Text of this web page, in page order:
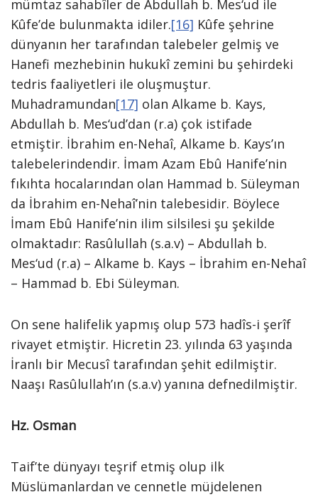
mümtaz sahabîler de Abdullah b. Mes‘ud ile
Kûfe’de bulunmakta idiler.[16] Kûfe şehrine
dünyanın her tarafından talebeler gelmiş ve
Hanefi mezhebinin hukukî zemini bu şehirdeki
tedris faaliyetleri ile oluşmuştur.
Muhadramundan[17] olan Alkame b. Kays,
Abdullah b. Mes‘ud’dan (r.a) çok istifade
etmiştir. İbrahim en-Nehaî, Alkame b. Kays’ın
talebelerindendir. İmam Azam Ebû Hanife’nin
fıkıhta hocalarından olan Hammad b. Süleyman
da İbrahim en-Nehaî’nin talebesidir. Böylece
İmam Ebû Hanife’nin ilim silsilesi şu şekilde
olmaktadır: Rasûlullah (s.a.v) – Abdullah b.
Mes‘ud (r.a) – Alkame b. Kays – İbrahim en-Nehaî
– Hammad b. Ebi Süleyman.
On sene halifelik yapmış olup 573 hadîs-i şerîf
rivayet etmiştir. Hicretin 23. yılında 63 yaşında
İranlı bir Mecusî tarafından şehit edilmiştir.
Naaşı Rasûlullah’ın (s.a.v) yanına defnedilmiştir.
Hz. Osman
Taif’te dünyayı teşrif etmiş olup ilk
Müslümanlardan ve cennetle müjdelenen